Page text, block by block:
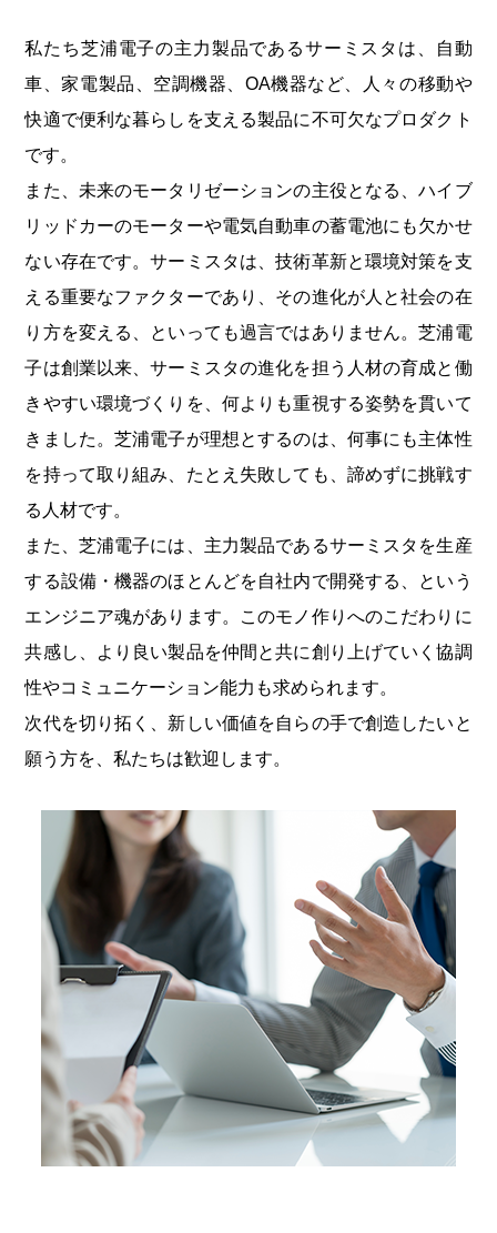
私たち芝浦電子の主力製品であるサーミスタは、自動
車、家電製品、空調機器、OA機器など、人々の移動や
快適で便利な暮らしを支える製品に不可欠なプロダクト
です。
また、未来のモータリゼーションの主役となる、ハイブ
リッドカーのモーターや電気自動車の蓄電池にも欠かせ
ない存在です。サーミスタは、技術革新と環境対策を支
える重要なファクターであり、その進化が人と社会の在
り方を変える、といっても過言ではありません。芝浦電
子は創業以来、サーミスタの進化を担う人材の育成と働
きやすい環境づくりを、何よりも重視する姿勢を貫いて
きました。芝浦電子が理想とするのは、何事にも主体性
を持って取り組み、たとえ失敗しても、諦めずに挑戦す
る人材です。
また、芝浦電子には、主力製品であるサーミスタを生産
する設備・機器のほとんどを自社内で開発する、という
エンジニア魂があります。このモノ作りへのこだわりに
共感し、より良い製品を仲間と共に創り上げていく協調
性やコミュニケーション能力も求められます。
次代を切り拓く、新しい価値を自らの手で創造したいと
願う方を、私たちは歓迎します。